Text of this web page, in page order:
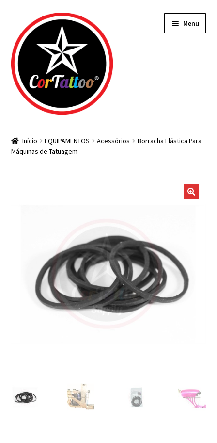
para
navegação
para
o
conteúdo
Menu
Agulhas
Início EQUIPAMENTOS Acessórios
Borracha Elástica Para
Máquinas de Tatuagem